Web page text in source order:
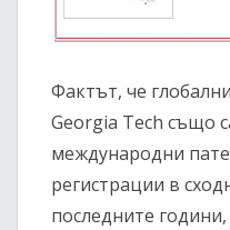
Фактът, че
Georgia Tech също
международни
регистрации в
последните